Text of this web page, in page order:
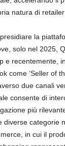
natura di
la
solo nel 2025,
e recentemente,
come ‘Seller of
due canali
consente di
più
diverse categorie
in cui il